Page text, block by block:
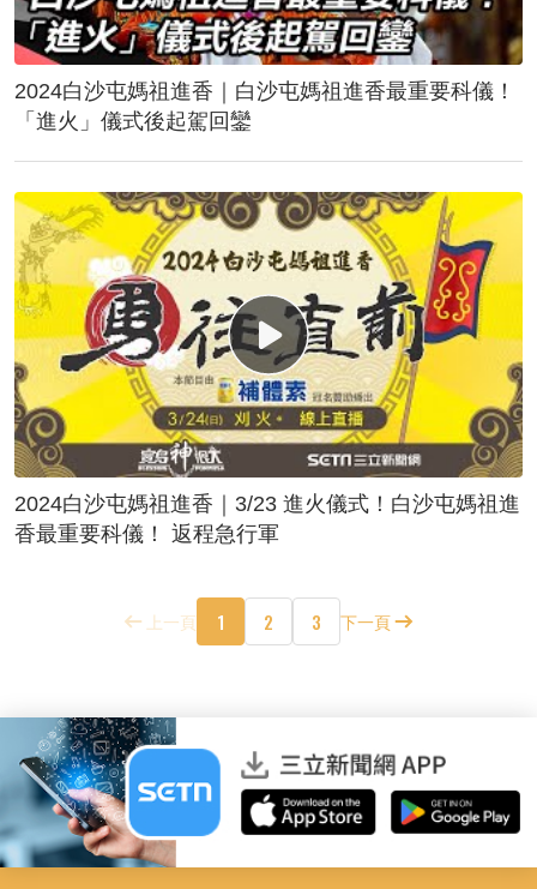
2024白沙屯媽祖進香｜白沙屯媽祖進香最重要科儀！
「進火」儀式後起駕回鑾
2024白沙屯媽祖進香｜3/23 進火儀式！白沙屯媽祖進
香最重要科儀！ 返程急行軍
上一頁 1 2 3 下一頁